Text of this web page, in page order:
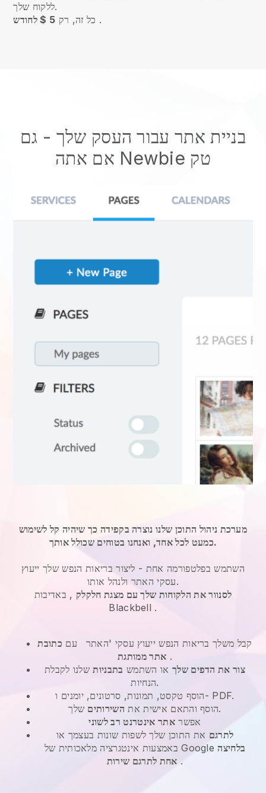
ללקוח שלך.
כל זה, רק 5 $ לחודש .
בניית אתר עבור העסק שלך - גם
אם אתה Newbie טק
מערכת ניהול התוכן שלנו נוצרה בקפידה כך שיהיה קל לשימוש
כמעט לכל אחד, ואנחנו בטוחים שכולל אותך.
השתמש בפלטפורמה אחת - ליצור בריאות הנפש שלך ייעוץ
עסקי האתר ולנהל אותו.
לסנוור את הלקוחות שלך עם מצגת חלקלק , באדיבות
Blackbell .
קבל משלך בריאות הנפש ייעוץ עסקי 'האתר עם כתובת
אתר ממותגת .
צור את הדפים שלך או השתמש בתבניותשלנו לקבלת
הנחיות.
הוסף טקסט, תמונות, סרטונים, יומנים ו- PDF.
הוסף והתאם אישית את השירותים
שלך.
אפשראתר אינטרנט רב לשוני
לתרגם את התוכן שלך לשפות שונות בעצמך או
באמצעות אינטגרציה מלאכותית של Googleבלחיצה
אחת לתרגם שירות .